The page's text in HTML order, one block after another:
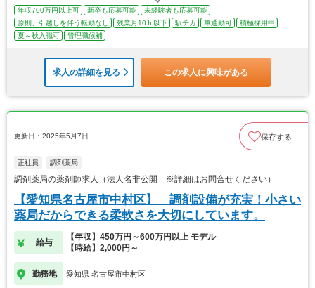
年収700万円以上可 新卒も応募可能
未経験者も応募可能
原則、引越しを伴う転勤なし
残業月10ｈ以下 駅チカ 車通勤可
積極採用中
夏～秋入職可
管理職候補
求人の詳細を見る この求人に興味がある
更新日：2025年5月7日 保存する
正社員 調剤薬局
調剤薬局の薬剤師求人（法人名非公開 ※詳細はお問合せください）
【愛知県名古屋市中村区】 調剤設備が充実！小さい
薬局だからできる柔軟さを大切にしています。
給与
【年収】450万円～600万円以上 モデル
【時給】2,000円～
勤務地 愛知県 名古屋市中村区